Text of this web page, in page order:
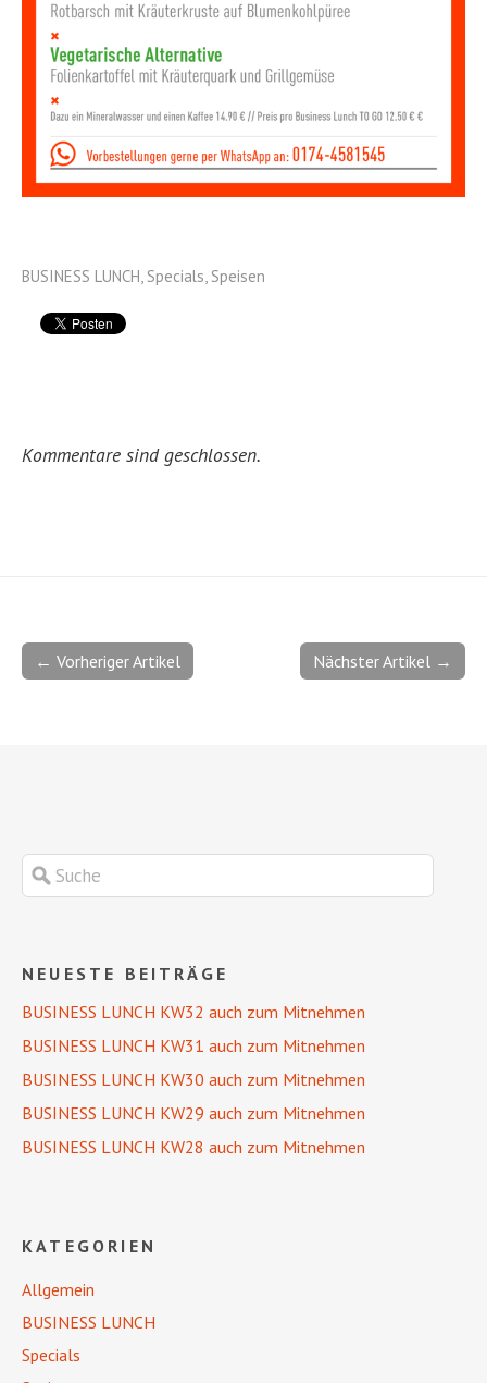
BUSINESS LUNCH, Specials, Speisen
Kommentare sind geschlossen.
Nächster Artikel →
← Vorheriger Artikel
NEUESTE BEITRÄGE
BUSINESS LUNCH KW32 auch zum Mitnehmen
BUSINESS LUNCH KW31 auch zum Mitnehmen
BUSINESS LUNCH KW30 auch zum Mitnehmen
BUSINESS LUNCH KW29 auch zum Mitnehmen
BUSINESS LUNCH KW28 auch zum Mitnehmen
KATEGORIEN
Allgemein
BUSINESS LUNCH
Specials